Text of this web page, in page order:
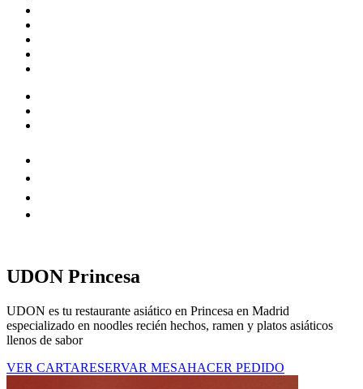
UDON Princesa
UDON es tu restaurante asiático en Princesa en Madrid
especializado en noodles recién hechos, ramen y platos asiáticos
llenos de sabor
VER CARTARESERVAR MESAHACER PEDIDO